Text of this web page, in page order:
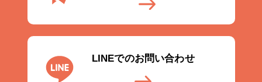
LINEでのお問い合わせ